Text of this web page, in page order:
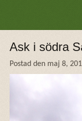
Ask i södra
Postad den maj 8,